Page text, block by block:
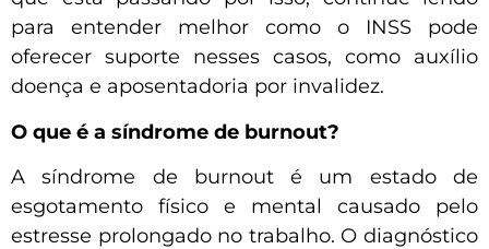
para entender melhor como o INSS pode
oferecer suporte nesses casos, como auxílio
doença e aposentadoria por invalidez.
O que é a síndrome de burnout?
A síndrome de burnout é um estado de
esgotamento físico e mental causado pelo
estresse prolongado no trabalho. O diagnóstico